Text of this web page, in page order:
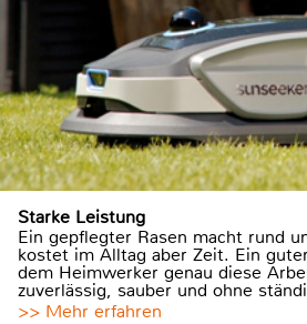
Starke Leistung
Ein gepflegter Rasen macht rund
kostet im Alltag aber Zeit. Ein
dem Heimwerker genau diese
zuverlässig, sauber und ohne
>> Mehr erfahren